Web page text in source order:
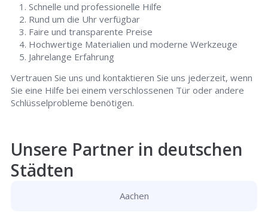
Schnelle und professionelle Hilfe
Rund um die Uhr verfügbar
Faire und transparente Preise
Hochwertige Materialien und moderne Werkzeuge
Jahrelange Erfahrung
Vertrauen Sie uns und kontaktieren Sie uns jederzeit, wenn
Sie eine Hilfe bei einem verschlossenen Tür oder andere
Schlüsselprobleme benötigen.
Unsere Partner in deutschen
Städten
Aachen